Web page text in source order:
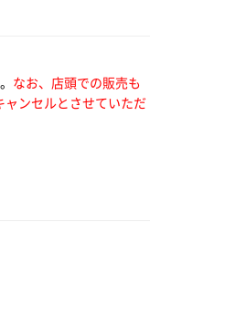
なお、店頭での販売も
ンセルとさせていただ